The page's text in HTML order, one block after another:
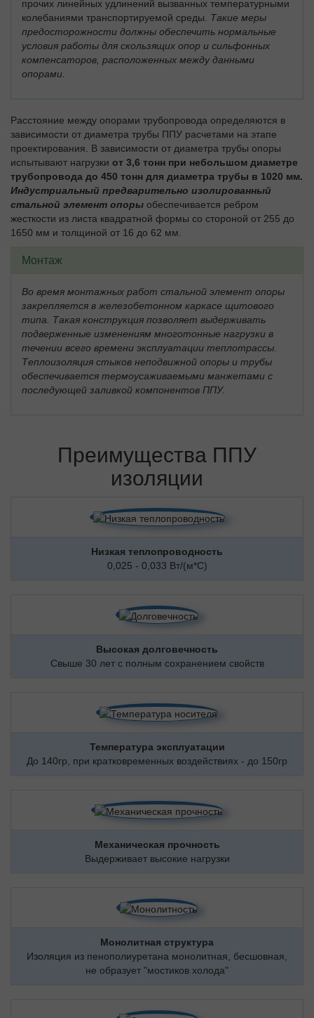
прочих линейных удлинений вызванных температурными
колебаниями транспортируемой среды. Такие меры
предосторожности должны обеспечить нормальные
условия работы для скользящих опор и сильфонных
компенсаторов, расположенных между данными
опорами.
Расстояние между опорами трубопровода определяются в
зависимости от диаметра трубы ППУ расчетами на этапе
проектирования. В зависимости от диаметра трубы опоры
испытывают нагрузки от 3,6 тонн при небольшом диаметре
трубопровода до 450 тонн для диаметра трубы в 1020 мм.
Индустриальный предварительно изолированный
стальной элемент опоры обеспечивается ребром
жесткости из листа квадратной формы со стороной от 255 до
1650 мм и толщиной от 16 до 62 мм.
Монтаж
Во время монтажных работ стальной элемент опоры
закрепляется в железобетонном каркасе щитового
типа. Такая конструкция позволяет выдерживать
подверженные изменениям многотонные нагрузки в
течении всего времени эксплуатации теплотрассы.
Теплоизоляция стыков неподвижной опоры и трубы
обеспечивается термоусаживаемыми манжетами с
последующей заливкой компонентов ППУ.
Преимущества ППУ
изоляции
Низкая теплопроводность
0,025 - 0,033 Вт/(м*С)
Высокая долговечность
Свыше 30 лет с полным сохранением свойств
Температура эксплуатации
До 140гр, при кратковременных воздействиях - до 150гр
Механическая прочность
Выдерживает высокие нагрузки
Монолитная структура
Изоляция из пенополиуретана монолитная, бесшовная,
не образует "мостиков холода"